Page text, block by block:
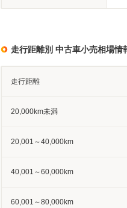
走行距離別 中古車小売相場情
走行距離
20,000km未満
20,001～40,000km
40,001～60,000km
60,001～80,000km